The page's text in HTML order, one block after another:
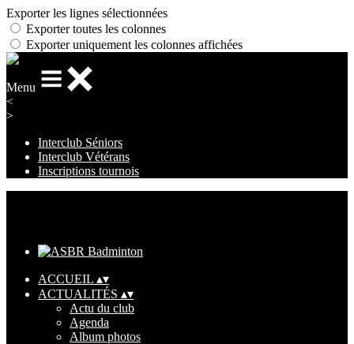
Exporter les lignes sélectionnées
Exporter toutes les colonnes
Exporter uniquement les colonnes affichées
Menu
<
>
Interclub Séniors
Interclub Vétérans
Inscriptions tournois
ACCUEIL ▴▾
ACTUALITÉS ▴▾
Actu du club
Agenda
Album photos